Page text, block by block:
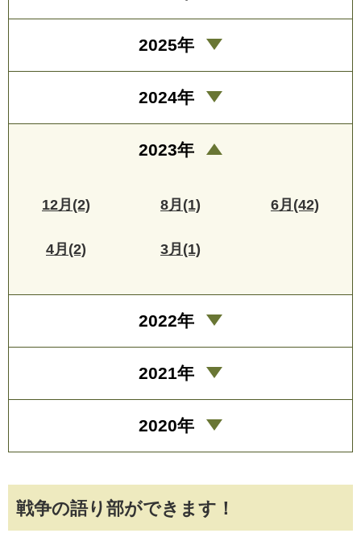
戦争の語り部ができます！
2025年
2024年
2023年
12月(2) 8月(1) 6月(42)
4月(2) 3月(1)
2022年
2021年
2020年